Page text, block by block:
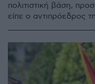
πολιτιστική βάση,
είπε ο αντιπρόεδρος